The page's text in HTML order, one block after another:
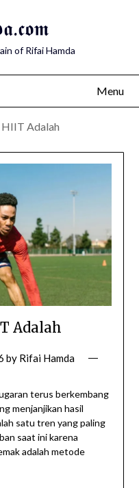
of Rifai Hamda
Menu
Adalah
Adalah
by Rifai Hamda
terus berkembang
menjanjikan hasil
satu tren yang paling
saat ini karena
adalah metode